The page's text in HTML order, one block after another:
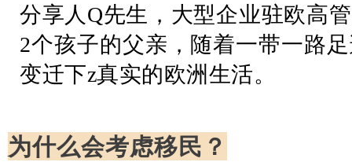
分享人Q先生，大型企业驻欧高
2个孩子的父亲，随着一带一路
变迁下z真实的欧洲生活。
为什么会考虑移民？